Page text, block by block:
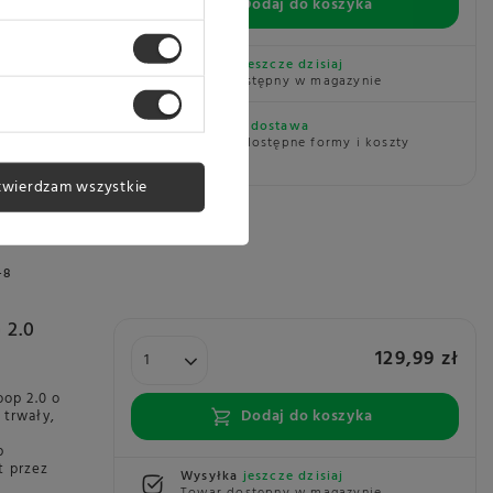
jeszcze dzisiaj
Towar dostępny w magazynie
Darmowa dostawa
Sprawdź dostępne formy i koszty
dostawy
2.0 o
przez
129,99 zł
Dodaj do koszyka
Wysyłkajeszcze dzisiaj
wszystkie